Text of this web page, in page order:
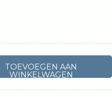
TOEVOEGEN AAN
WINKELWAGEN